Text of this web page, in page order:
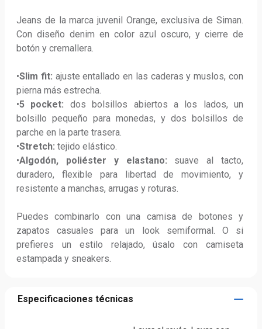
Jeans de la marca juvenil Orange, exclusiva de Siman.
Con diseño denim en color azul oscuro, y cierre de
botón y cremallera.
•Slim fit: ajuste entallado en las caderas y muslos, con
pierna más estrecha.
•5 pocket: dos bolsillos abiertos a los lados, un
bolsillo pequeño para monedas, y dos bolsillos de
parche en la parte trasera.
•Stretch: tejido elástico.
•Algodón, poliéster y elastano: suave al tacto,
duradero, flexible para libertad de movimiento, y
resistente a manchas, arrugas y roturas.
Puedes combinarlo con una camisa de botones y
zapatos casuales para un look semiformal. O si
prefieres un estilo relajado, úsalo con camiseta
estampada y sneakers.
Especificaciones técnicas